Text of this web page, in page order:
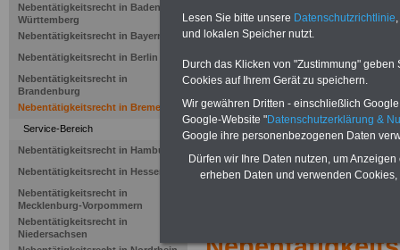
Nebentätigkeitsrecht in Baden-
Württemberg
Nebentätigkeitsrecht in Bayern
Nebentätigkeitsrecht in Berlin
Nebentätigkeitsrecht in
Brandenburg
Nebentätigkeitsrecht in Bremen
Service-Bereich
Nebentätigkeitsrecht in Hamburg
Nebentätigkeitsrecht in Hessen
Nebentätigkeitsrecht in
Mecklenburg-Vorpommern
Nebentätigkeitsrecht in
Niedersachsen
Lesen Sie bitte unsere Datenschutzrichtlinie
und lokalen Speicher nutzt.
Durch das Klicken von "Zustimmung"
Cookies auf Ihrem Gerät zu speichern.
Wir gewähren Dritten - einschließlich
Google-Website "Datenschutzerklärung &
Google ihre personenbezogenen Daten
Dürfen wir Ihre Daten nutzen, um
erheben Daten und verwenden